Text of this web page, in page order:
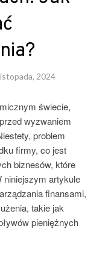
2024
świecie,
wyzwaniem
problem
firmy, co jest
biznesów, które
niniejszym artykule
finansami,
takie jak
pieniężnych